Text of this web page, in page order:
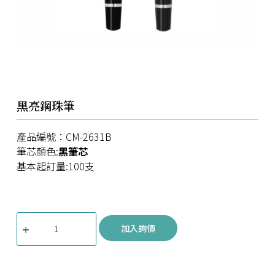
黑亮鋼珠筆
產品編號：CM-2631B
筆芯顏色:黑筆芯
​基本起訂量:100支
加入詢價